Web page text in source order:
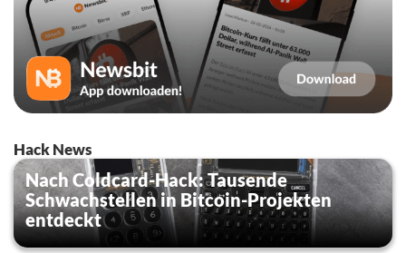
Hack News
Nach Coldcard-Hack: Tausende
Schwachstellen in Bitcoin-Projekten
entdeckt